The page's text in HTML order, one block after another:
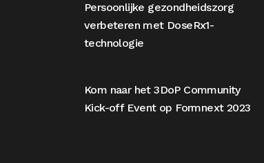
Persoonlijke gezondheidszorg
verbeteren met DoseRx1-
technologie
Kom naar het 3DoP Community
Kick-off Event op Formnext 2023